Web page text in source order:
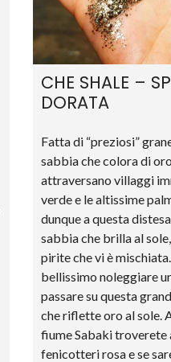
CHE SHALE –
DORATA
Fatta di “preziosi”
sabbia che colora di
attraversano villaggi
verde e le altissime
dunque a questa
sabbia che brilla al
pirite che vi è
bellissimo noleggiare
passare su questa
che riflette oro al sole.
fiume Sabaki troverete
fenicotteri rosa e se